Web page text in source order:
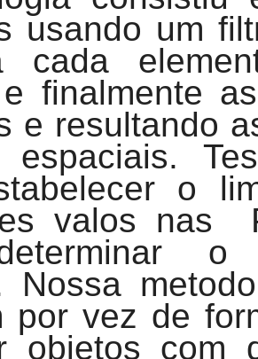
usando um
cada
finalmente
e resultando
espaciais.
o
valos nas
Nossa
por vez de
objetos com